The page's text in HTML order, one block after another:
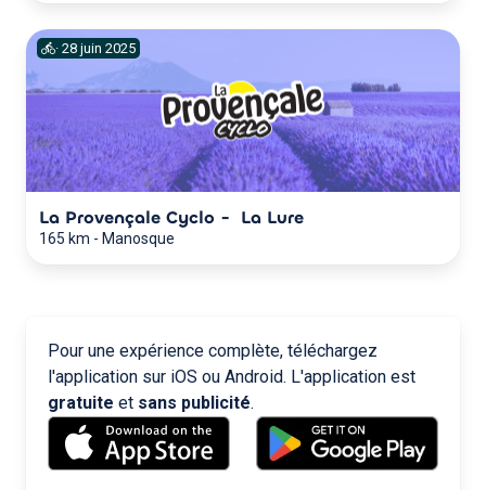
· 28 juin 2025
La Provençale Cyclo - La Lure
165 km - Manosque
Pour une expérience complète, téléchargez
l'application sur iOS ou Android. L'application est
gratuite et sans publicité.